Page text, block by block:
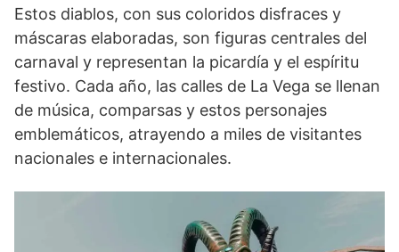
Estos diablos, con sus coloridos disfraces y
máscaras elaboradas, son figuras centrales del
carnaval y representan la picardía y el espíritu
festivo. Cada año, las calles de La Vega se llenan
de música, comparsas y estos personajes
emblemáticos, atrayendo a miles de visitantes
nacionales e internacionales.